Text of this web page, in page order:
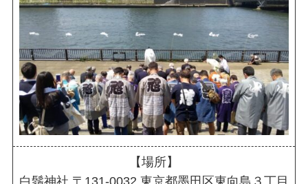
【場所】
白鬚神社 〒131-0032 東京都墨田区東向島３丁目